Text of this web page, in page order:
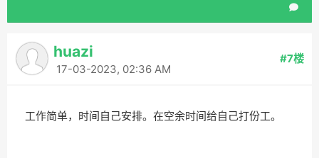
huazi
17-03-2023, 02:36 AM
#7楼
工作简单，时间自己安排。在空余时间给自己打份工。